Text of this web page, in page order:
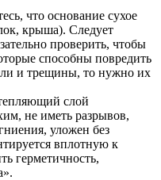
что основание сухое
крыша). Следует
проверить, чтобы
способны повредить
и трещины, то нужно их
слой
не иметь разрывов,
уложен без
вплотную к
герметичность,